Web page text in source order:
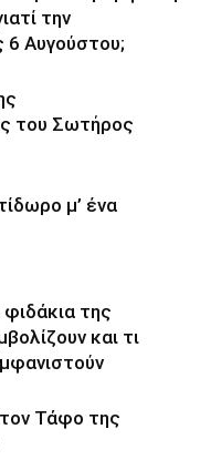
την
6 Αυγούστου;
του Σωτήρος
μ’ ένα
της
και τι
Τάφο της